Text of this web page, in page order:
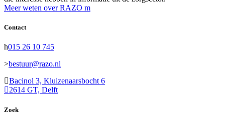
Meer weten over RAZO
Contact
015 26 10 745
bestuur@razo.nl
Bacinol 3, Kluizenaarsbocht 6
2614 GT, Delft
Zoek